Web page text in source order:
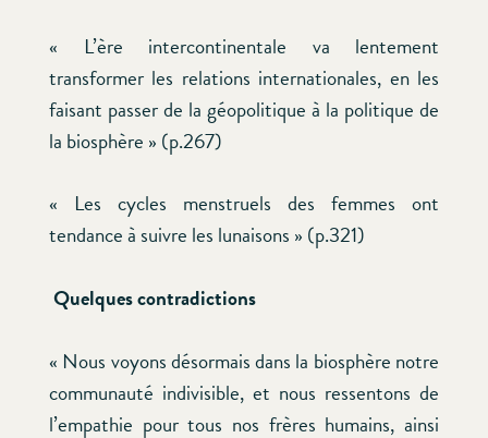
« L’ère intercontinentale va lentement
transformer les relations internationales, en les
faisant passer de la géopolitique à la politique de
la biosphère » (p.267)
« Les cycles menstruels des femmes ont
tendance à suivre les lunaisons » (p.321)
Quelques contradictions
« Nous voyons désormais dans la biosphère notre
communauté indivisible, et nous ressentons de
l’empathie pour tous nos frères humains, ainsi